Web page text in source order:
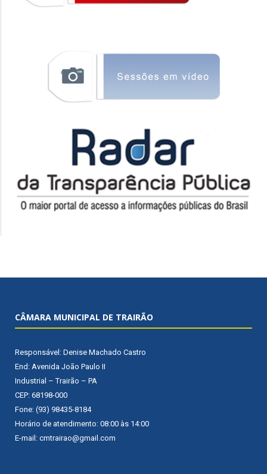
CÂMARA MUNICIPAL DE TRAIRÃO
Responsável: Denise Machado Castro
End: Avenida João Paulo II
Industrial – Trairão – PA
CEP: 68198-000
Fone: (93) 98435-8184
Horário de atendimento: 08:00 às 14:00
E-mail: cmtrairao@gmail.com